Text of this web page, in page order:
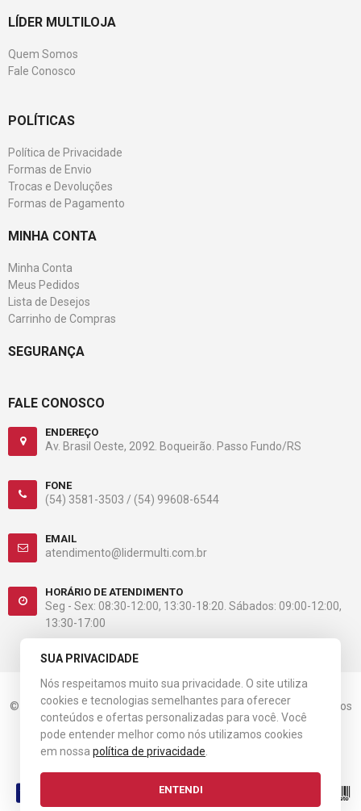
LÍDER MULTILOJA
Quem Somos
Fale Conosco
POLÍTICAS
Política de Privacidade
Formas de Envio
Trocas e Devoluções
Formas de Pagamento
MINHA CONTA
Minha Conta
Meus Pedidos
Lista de Desejos
Carrinho de Compras
SEGURANÇA
FALE CONOSCO
ENDEREÇO
Av. Brasil Oeste, 2092. Boqueirão. Passo Fundo/RS
FONE
(54) 3581-3503 / (54) 99608-6544
EMAIL
atendimento@lidermulti.com.br
HORÁRIO DE ATENDIMENTO
Seg - Sex: 08:30-12:00, 13:30-18:20. Sábados: 09:00-12:00,
13:30-17:00
© 2023 Líder Multiloja. CNPJ: 08.536.984/0001-31. Todos os direitos
reservados.
Esta loja virtual utiliza tecnologia da
SUA PRIVACIDADE
Nós respeitamos muito sua privacidade. O site utiliza
cookies e tecnologias semelhantes para oferecer
conteúdos e ofertas personalizadas para você. Você
pode entender melhor como nós utilizamos cookies
em nossa política de privacidade
ENTENDI